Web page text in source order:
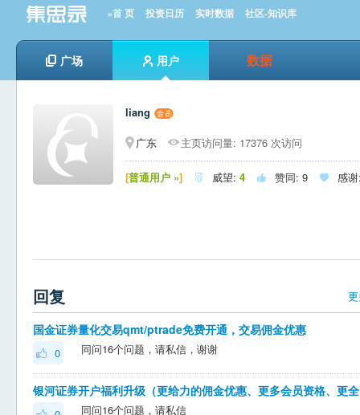
»首 页 投资日历 实时数据 社区-知识库
广场 用户 数据
liang
广东
主页访问量: 17376 次访问
[普通用户 »]  威望: 4  赞同: 9  感
回复
国金证券量化交易qmt/ptrade免费开通，交易佣金优惠
0 同问16个问题，请私信，谢谢
同问16个问题，请私信